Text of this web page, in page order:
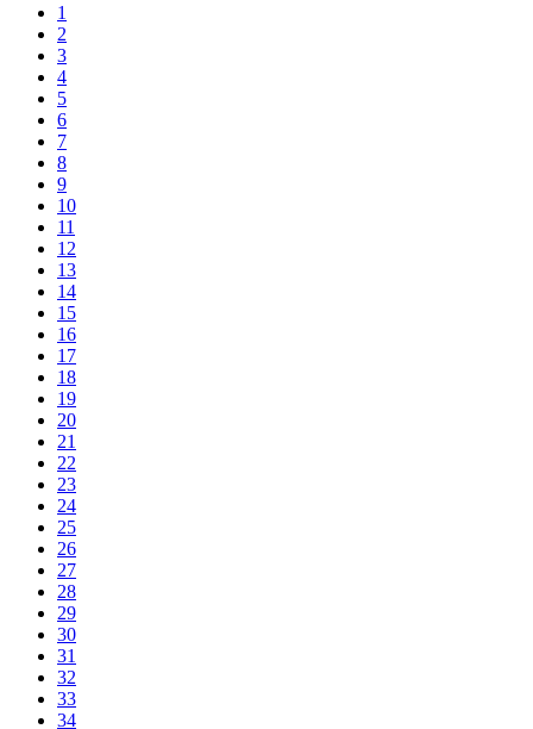
1
2
3
4
5
6
7
8
9
10
11
12
13
14
15
16
17
18
19
20
21
22
23
24
25
26
27
28
29
30
31
32
33
34